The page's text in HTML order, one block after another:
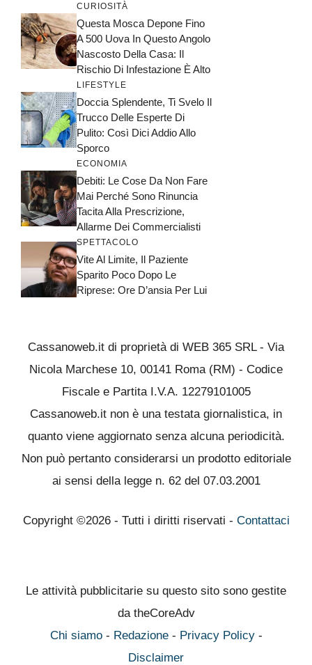
CURIOSITÀ
Questa Mosca Depone Fino
A 500 Uova In Questo Angolo
Nascosto Della Casa: Il
Rischio Di Infestazione È Alto
LIFESTYLE
Doccia Splendente, Ti Svelo Il
Trucco Delle Esperte Di
Pulito: Così Dici Addio Allo
Sporco
ECONOMIA
Debiti: Le Cose Da Non Fare
Mai Perché Sono Rinuncia
Tacita Alla Prescrizione,
Allarme Dei Commercialisti
SPETTACOLO
Vite Al Limite, Il Paziente
Sparito Poco Dopo Le
Riprese: Ore D’ansia Per Lui
Cassanoweb.it di proprietà di WEB 365 SRL - Via
Nicola Marchese 10, 00141 Roma (RM) - Codice
Fiscale e Partita I.V.A. 12279101005
Cassanoweb.it non è una testata giornalistica, in
quanto viene aggiornato senza alcuna periodicità.
Non può pertanto considerarsi un prodotto editoriale
ai sensi della legge n. 62 del 07.03.2001
Copyright ©2026 - Tutti i diritti riservati - Contattaci
Le attività pubblicitarie su questo sito sono gestite
da theCoreAdv
Chi siamo- Redazione- Privacy Policy-
Disclaimer